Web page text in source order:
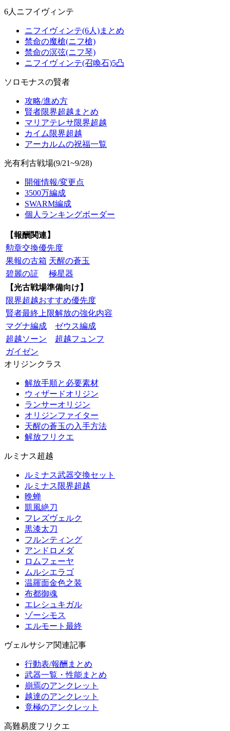
6人ニフイヴィンテ
ニフイヴィンテ(6人)まとめ
禁命の魔槍(ニフ槍)
禁命の溟弦(ニフ琴)
ニフイヴィンテ(召喚石)5凸
ソロモナスの賢者
攻略/進め方
賢者限界超越まとめ
マリアテレサ限界超越
カイム限界超越
アーカルムの祝福一覧
光有利古戦場(9/21~9/28)
開催情報/変更点
3500万編成
SWARM編成
個人ランキングボーダー
【報酬関連】
勲章交換優先度
果報の古箱 天醒の蒼玉
碧麗の証
極星器
【光古戦場準備向け】
限界超越おすすめ優先度
賢者最終上限解放の強化内容
マグナ編成
ゼウス編成
超越ソーン
超越フュンフ
ガイゼン
オリジンクラス
解放手順と必要素材
ウィザードオリジン
ランサーオリジン
オリジンファイター
天醒の蒼玉の入手方法
解放フリクエ
ルミナス超越
ルミナス武器交換セット
ルミナス限界超越
晩蝉
凱風絶刀
フレズヴェルク
黒漆太刀
フルンティング
アンドロメダ
ロムフェーヤ
ムルシエラゴ
温羅面金色之装
布都御魂
エレシュキガル
ゾーシモス
エルモート最終
ヴェルサシア関連記事
行動表/報酬まとめ
武器一覧・性能まとめ
崩焉のアンクレット
越達のアンクレット
竟極のアンクレット
高難易度フリクエ